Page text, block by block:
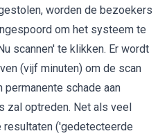
worden de bezoekers
om het systeem te
scannen' te klikken. Er wordt
(vijf minuten) om de scan
permanente schade aan
zal optreden. Net als veel
('gedetecteerde